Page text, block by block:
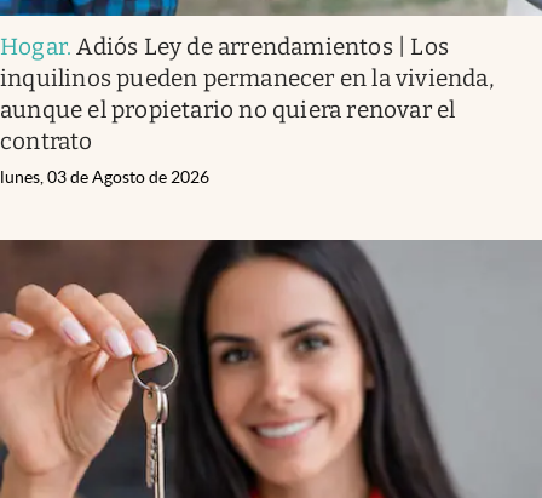
Hogar.Adiós Ley de arrendamientos | Los
inquilinos pueden permanecer en la vivienda,
aunque el propietario no quiera renovar el
contrato
lunes, 03 de Agosto de 2026